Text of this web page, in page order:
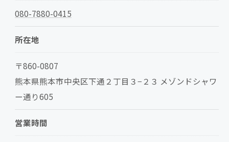
080-7880-0415
所在地
〒860-0807
熊本県熊本市中央区下通２丁目３−２３ メゾンドシャワ
ー通り605
営業時間